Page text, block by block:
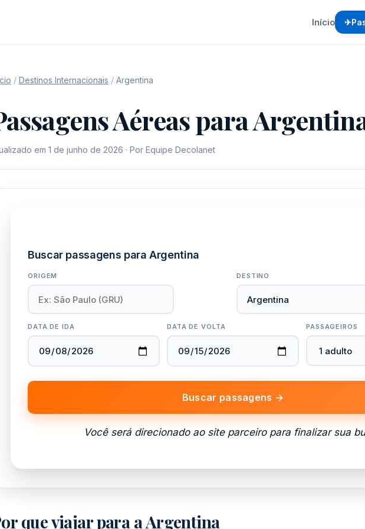
Início
/ Destinos Internacionais / Argentina
Aéreas para
em 1 de junho de 2026 · Por Equipe Decolanet
Buscar passagens para Argentina
ORIGEM DESTINO
DATA DE IDA DATA DE VOLTA PASSAGEIROS
Buscar passagens →
Você será direcionado ao site parceiro para finalizar sua
que viajar para a Argentina